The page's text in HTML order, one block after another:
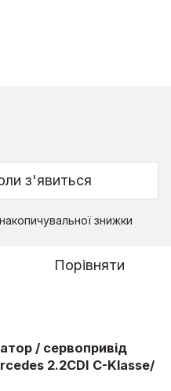
з'явиться
знижки
Порівняти
/ сервопривід
2.2CDI C-Klasse/